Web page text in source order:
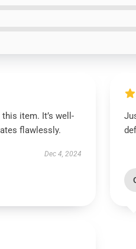
item. It’s well-
flawlessly.
Dec 4, 2024